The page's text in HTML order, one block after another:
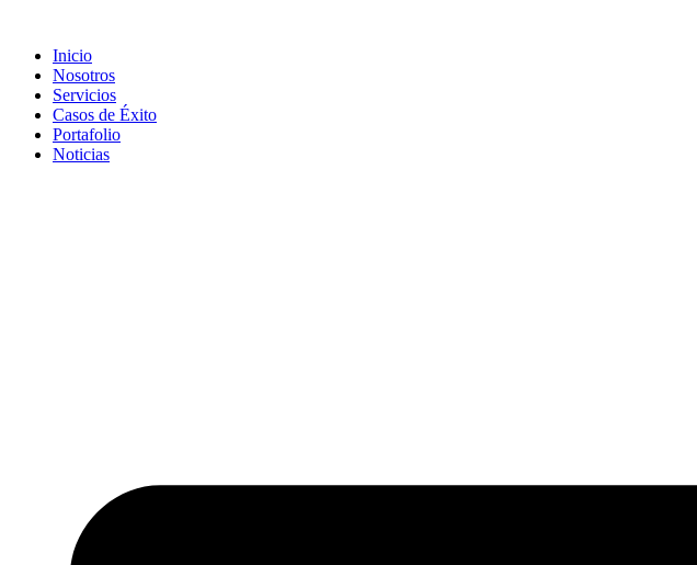
Inicio
Nosotros
Servicios
Casos de Éxito
Portafolio
Noticias